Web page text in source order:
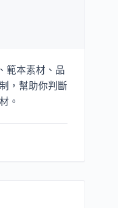
範本素材、品
，幫助你判斷
。